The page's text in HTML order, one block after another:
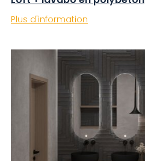
Plus d'information